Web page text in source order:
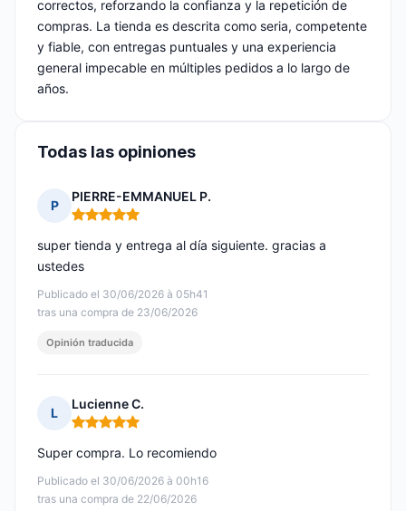
correctos, reforzando la confianza y la repetición de
compras. La tienda es descrita como seria, competente
y fiable, con entregas puntuales y una experiencia
general impecable en múltiples pedidos a lo largo de
años.
Todas las opiniones
P
PIERRE-EMMANUEL P.
Nota: 5 de 5
Publicado el 30/06/2026 à 05h41
tras una compra de 23/06/2026
super tienda y entrega al día siguiente. gracias a
ustedes
Opinión traducida
L
Lucienne C.
Nota: 5 de 5
Publicado el 30/06/2026 à 00h16
tras una compra de 22/06/2026
Super compra. Lo recomiendo